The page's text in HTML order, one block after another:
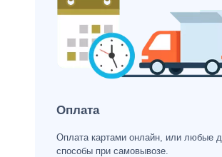
Оплата
Оплата картами онлайн, или любые
способы при самовывозе.